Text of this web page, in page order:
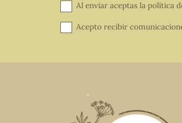
Al enviar aceptas la política
Acepto recibir